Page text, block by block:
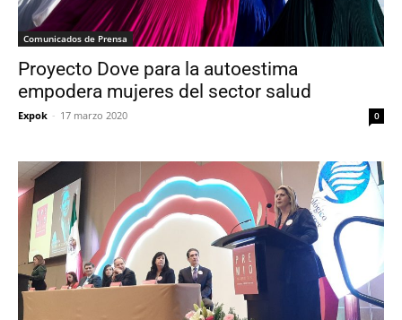
Comunicados de Prensa
Proyecto Dove para la autoestima
empodera mujeres del sector salud
Expok - 17 marzo 2020 0